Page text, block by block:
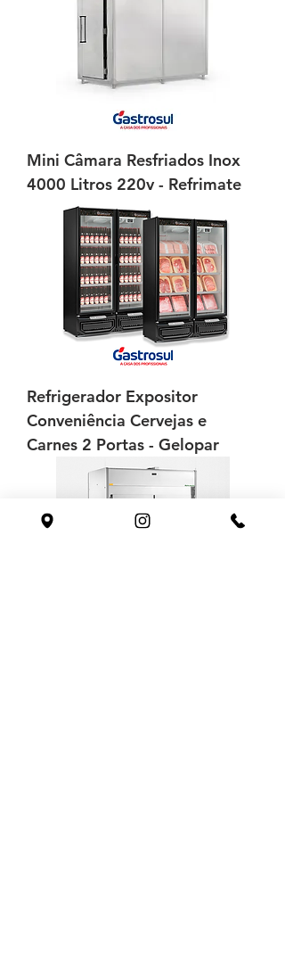
Mini Câmara Resfriados Inox
4000 Litros 220v - Refrimate
Refrigerador Expositor
Conveniência Cervejas e
Carnes 2 Portas - Gelopar